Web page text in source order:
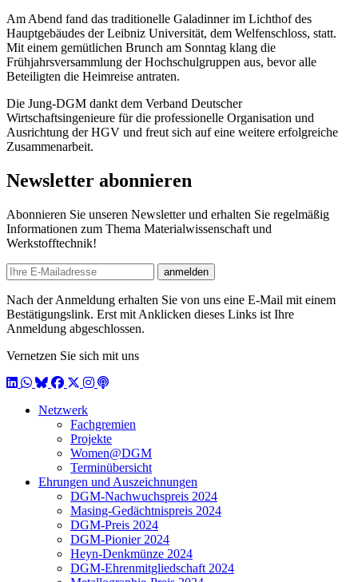
Am Abend fand das traditionelle Galadinner im Lichthof des
Hauptgebäudes der Leibniz Universität, dem Welfenschloss, statt.
Mit einem gemütlichen Brunch am Sonntag klang die
Frühjahrsversammlung der Hochschulgruppen aus, bevor alle
Beteiligten die Heimreise antraten.
Die Jung-DGM dankt dem Verband Deutscher
Wirtschaftsingenieure für die professionelle Organisation und
Ausrichtung der HGV und freut sich auf eine weitere erfolgreiche
Zusammenarbeit.
Newsletter abonnieren
Abonnieren Sie unseren Newsletter und erhalten Sie regelmäßig
Informationen zum Thema Materialwissenschaft und
Werkstofftechnik!
E-mail
anmelden
Nach der Anmeldung erhalten Sie von uns eine E-Mail mit einem
Bestätigungslink. Erst mit Anklicken dieses Links ist Ihre
Anmeldung abgeschlossen.
Vernetzen Sie sich mit uns
LinkedIn
WhatsApp
BlueSky
Facebook
X / Twitter
Instagram
Podcast
Netzwerk
Fachgremien
Projekte
Women@DGM
Terminübersicht
Ehrungen und Auszeichnungen
DGM-Nachwuchspreis 2024
Masing-Gedächtnispreis 2024
DGM-Preis 2024
DGM-Pionier 2024
Heyn-Denkmünze 2024
DGM-Ehrenmitgliedschaft 2024